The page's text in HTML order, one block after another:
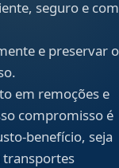
seguro e com
e preservar o
em remoções e
compromisso é
benefício, seja
transportes